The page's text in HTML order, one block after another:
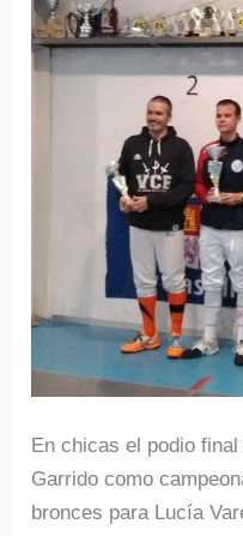
En chicas el podio
Garrido como
bronces para Lucía